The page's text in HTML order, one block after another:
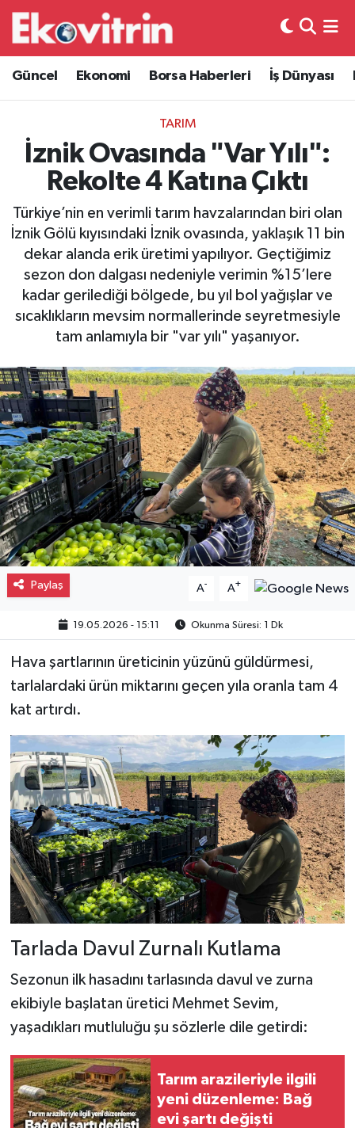
Güncel Ekonomi Borsa Haberleri İş Dünyası
TARIM
İznik Ovasında "Var Yılı":
Rekolte 4 Katına Çıktı
Türkiye’nin en verimli tarım havzalarından biri olan
İznik Gölü kıyısındaki İznik ovasında, yaklaşık 11 bin
dekar alanda erik üretimi yapılıyor. Geçtiğimiz
sezon don dalgası nedeniyle verimin %15’lere
kadar gerilediği bölgede, bu yıl bol yağışlar ve
sıcaklıkların mevsim normallerinde seyretmesiyle
tam anlamıyla bir "var yılı" yaşanıyor.
Paylaş A- A+
19.05.2026 - 15:11 Okunma Süresi: 1 Dk
Hava şartlarının üreticinin yüzünü güldürmesi,
tarlalardaki ürün miktarını geçen yıla oranla tam 4
kat artırdı.
Tarlada Davul Zurnalı Kutlama
Sezonun ilk hasadını tarlasında davul ve zurna
ekibiyle başlatan üretici Mehmet Sevim,
yaşadıkları mutluluğu şu sözlerle dile getirdi:
Tarım arazileriyle ilgili
yeni düzenleme: Bağ
evi şartı değişti
Güncel
Ekonomi
Borsa Haberleri
İş Dünyası
Lojistik
Otovitrin
Asayiş
Magazin
Gayrimenkul
Spor
Eğitim
Hava Durumu
Trafik Durumu
Süper Lig Puan Durumu ve Fikstür
Tüm Manşetler
Son Dakika Haberleri
Haber Arşivi